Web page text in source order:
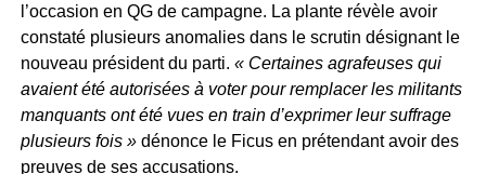
l’occasion en QG de campagne. La plante révèle avoir
constaté plusieurs anomalies dans le scrutin désignant le
nouveau président du parti. « Certaines agrafeuses qui
avaient été autorisées à voter pour remplacer les militants
manquants ont été vues en train d’exprimer leur suffrage
plusieurs fois »dénonce le Ficus en prétendant avoir des
preuves de ses accusations.